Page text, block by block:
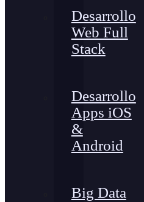
Desarrollo
Web Full
Stack
Desarrollo
Apps iOS
&
Android
Big Data